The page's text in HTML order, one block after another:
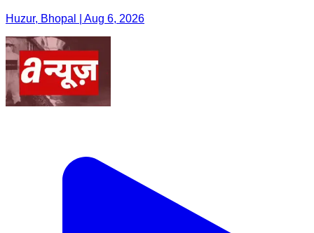
Huzur, Bhopal | Aug 6, 2026